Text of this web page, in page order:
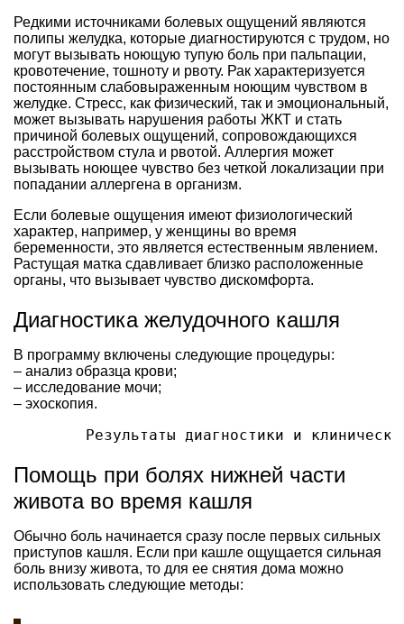
Редкими источниками болевых ощущений являются
полипы желудка, которые диагностируются с трудом, но
могут вызывать ноющую тупую боль при пальпации,
кровотечение, тошноту и рвоту. Рак характеризуется
постоянным слабовыраженным ноющим чувством в
желудке. Стресс, как физический, так и эмоциональный,
может вызывать нарушения работы ЖКТ и стать
причиной болевых ощущений, сопровождающихся
расстройством стула и рвотой. Аллергия может
вызывать ноющее чувство без четкой локализации при
попадании аллергена в организм.
Если болевые ощущения имеют физиологический
характер, например, у женщины во время
беременности, это является естественным явлением.
Растущая матка сдавливает близко расположенные
органы, что вызывает чувство дискомфорта.
Диагностика желудочного кашля
В программу включены следующие процедуры:
– анализ образца крови;
– исследование мочи;
– эхоскопия.
Результаты диагностики и
Помощь при болях нижней части
живота во время кашля
Обычно боль начинается сразу после первых сильных
приступов кашля. Если при кашле ощущается сильная
боль внизу живота, то для ее снятия дома можно
использовать следующие методы: